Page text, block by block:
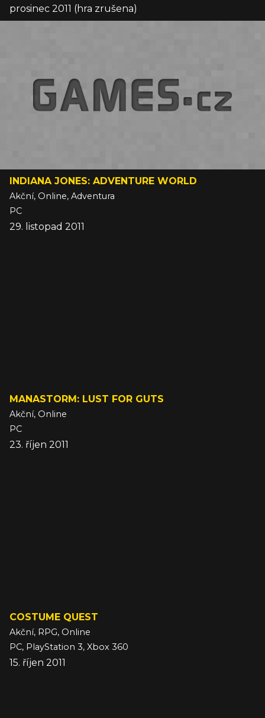
prosinec 2011 (hra zrušena)
INDIANA JONES: ADVENTURE WORLD
Akční, Online, Adventura
PC
29. listopad 2011
MANASTORM: LUST FOR GUTS
Akční, Online
PC
23. říjen 2011
COSTUME QUEST
Akční, RPG, Online
PC, PlayStation 3, Xbox 360
15. říjen 2011